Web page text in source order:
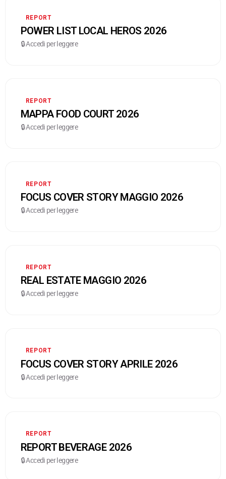
REPORT
POWER LIST LOCAL HEROS 2026
🔒 Accedi per leggere
REPORT
MAPPA FOOD COURT 2026
🔒 Accedi per leggere
REPORT
FOCUS COVER STORY MAGGIO 2026
🔒 Accedi per leggere
REPORT
REAL ESTATE MAGGIO 2026
🔒 Accedi per leggere
REPORT
FOCUS COVER STORY APRILE 2026
🔒 Accedi per leggere
REPORT
REPORT BEVERAGE 2026
🔒 Accedi per leggere